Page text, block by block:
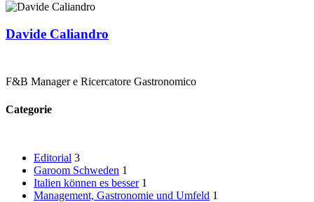
Davide Caliandro
F&B Manager e Ricercatore Gastronomico
Categorie
Editorial 3
Garoom Schweden 1
Italien können es besser 1
Management, Gastronomie und Umfeld 1